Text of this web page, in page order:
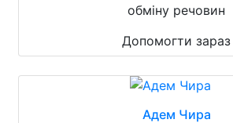
обміну речовин
Допомогти зараз
Адем Чира